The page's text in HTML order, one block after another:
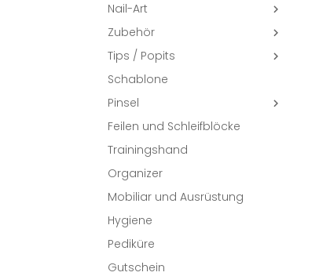
Nail-Art

Zubehör 
Tips / Popits 
Schablone
Pinsel

Feilen und Schleifblöcke
Trainingshand
Organizer
Mobiliar und Ausrüstung
Hygiene
Pediküre
Gutschein